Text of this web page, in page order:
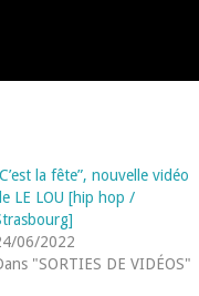
la fête”, nouvelle vidéo
LE LOU [hip hop /
06/2022
"SORTIES DE VIDÉOS"